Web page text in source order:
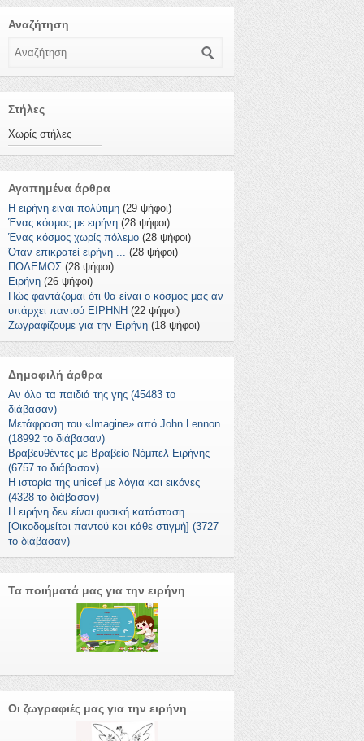
Αναζήτηση
Στήλες
Χωρίς στήλες
Αγαπημένα άρθρα
Η ειρήνη είναι πολύτιμη (29 ψήφοι)
Ένας κόσμος με ειρήνη (28 ψήφοι)
Ένας κόσμος χωρίς πόλεμο (28 ψήφοι)
Όταν επικρατεί ειρήνη ... (28 ψήφοι)
ΠΟΛΕΜΟΣ (28 ψήφοι)
Ειρήνη (26 ψήφοι)
Πώς φαντάζομαι ότι θα είναι ο κόσμος μας αν
υπάρχει παντού ΕΙΡΗΝΗ (22 ψήφοι)
Ζωγραφίζουμε για την Ειρήνη (18 ψήφοι)
Δημοφιλή άρθρα
Αν όλα τα παιδιά της γης (45483 το
διάβασαν)
Μετάφραση του «Imagine» από John Lennon
(18992 το διάβασαν)
Βραβευθέντες με Βραβείο Νόμπελ Ειρήνης
(6757 το διάβασαν)
Η ιστορία της unicef με λόγια και εικόνες
(4328 το διάβασαν)
Η ειρήνη δεν είναι φυσική κατάσταση
[Οικοδομείται παντού και κάθε στιγμή] (3727
το διάβασαν)
Τα ποιήματά μας για την ειρήνη
Οι ζωγραφιές μας για την ειρήνη